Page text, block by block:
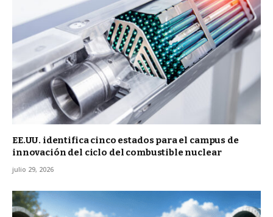
EE.UU. identifica cinco estados para el campus de
innovación del ciclo del combustible nuclear
julio 29, 2026